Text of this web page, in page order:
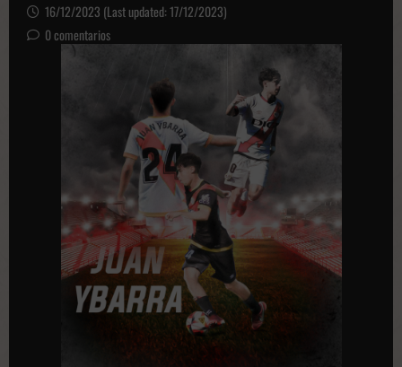
16/12/2023 (Last updated: 17/12/2023)
0 comentarios